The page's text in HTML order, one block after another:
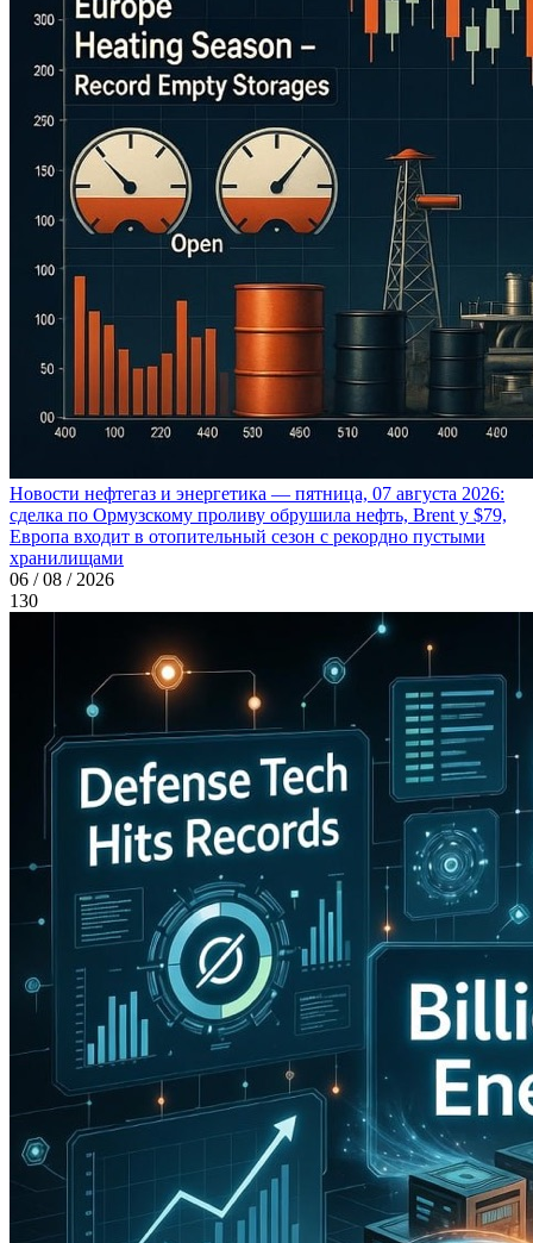
Новости нефтегаз и энергетика — пятница, 07 августа 2026:
сделка по Ормузскому проливу обрушила нефть, Brent у $79,
Европа входит в отопительный сезон с рекордно пустыми
хранилищами
06 / 08 / 2026
130